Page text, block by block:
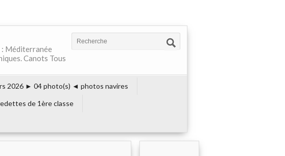
Méditerranée
Canots Tous
2026 ► 04 photo(s) ◄ photos navires
de 1ère classe